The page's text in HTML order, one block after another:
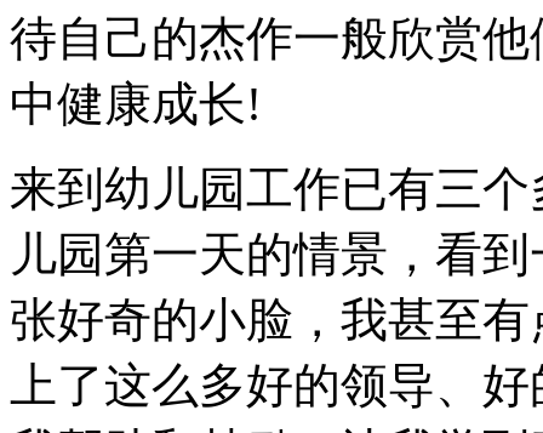
待自己的杰作一般欣赏
中健康成长!
来到幼儿园工作已有三
儿园第一天的情景，看
张好奇的小脸，我甚至
上了这么多好的领导、